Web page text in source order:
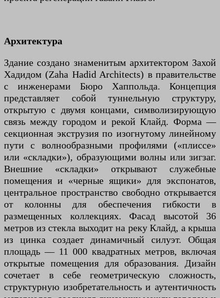
Архитектура
Здание создано знаменитым архитектором Захой
Хадидом (Zaha Hadid Architects) в правительстве
с инженерами Бюро Хаппольда. Концепция
представляет собой туннельную структуру,
открытую с двумя концами, символизирующую
связь между городом и рекой Клайд. Форма —
секционная экструзия по изогнутому линейному
пути с волнообразными профилями («плиссе»
или «складки»), образующими волны или зигзаг.
Внешние «складки» открывают служебные
помещения и «черные ящики» для экспонатов,
центральное пространство свободно открывается
от колонны для обеспечения гибкости в
размещенных коллекциях. Фасад высотой 36
метров из стекла выходит на реку Клайд, а крыша
из цинка создает динамичный силуэт. Общая
площадь — 11 000 квадратных метров, включая
открытые помещения для образования. Дизайн
сочетает в себе геометрическую сложность,
структурную изобретательность и аутентичность